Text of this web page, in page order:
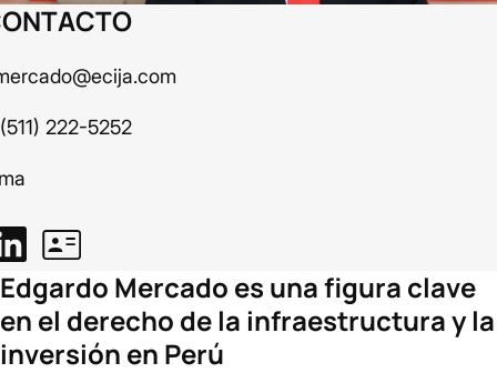
222-5252
Edgardo Mercado es una figura clave
en el derecho de la infraestructura y la
inversión en Perú